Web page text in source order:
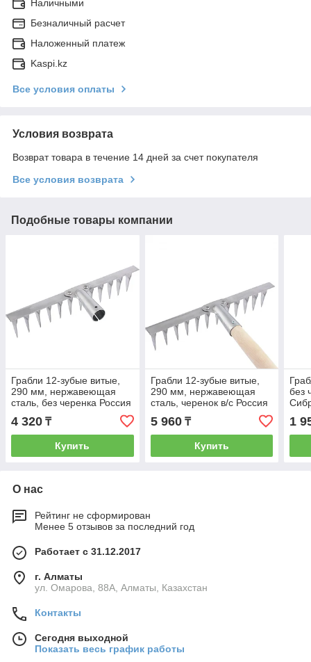
Наличными
Безналичный расчет
Наложенный платеж
Kaspi.kz
Все условия оплаты
Условия возврата
Возврат товара в течение 14 дней за счет покупателя
Все условия возврата
Подобные товары компании
Грабли 12-зубые витые,
290 мм, нержавеющая
сталь, без черенка Россия
Сибртех 61753
4 320 ₸
Купить
Грабли 12-зубые витые,
290 мм, нержавеющая
сталь, черенок в/с Россия
Сибртех 61754
5 960₸
Купить
без
1
О нас
Рейтинг не сформирован
Менее 5 отзывов за последний год
Работает с 31.12.2017
г. Алматы
ул. Омарова, 88А, Алматы, Казахстан
Контакты
Сегодня выходной
Показать весь график работы